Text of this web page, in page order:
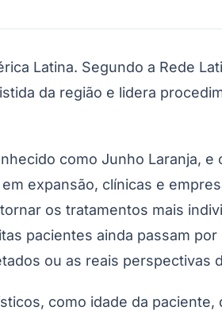
Latina. Segundo a Rede
da região e lidera
como Junho Laranja, e
expansão, clínicas e
os tratamentos mais
pacientes ainda passam
ou as reais perspectivas
como idade da